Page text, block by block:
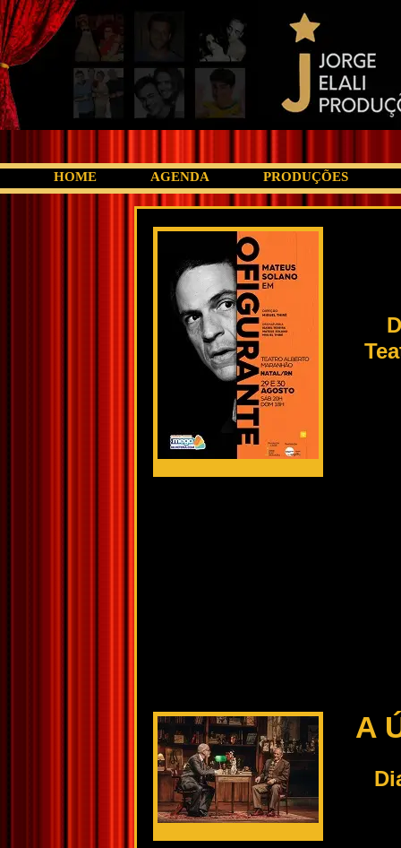
HOME AGENDA PRODUÇÕES
A